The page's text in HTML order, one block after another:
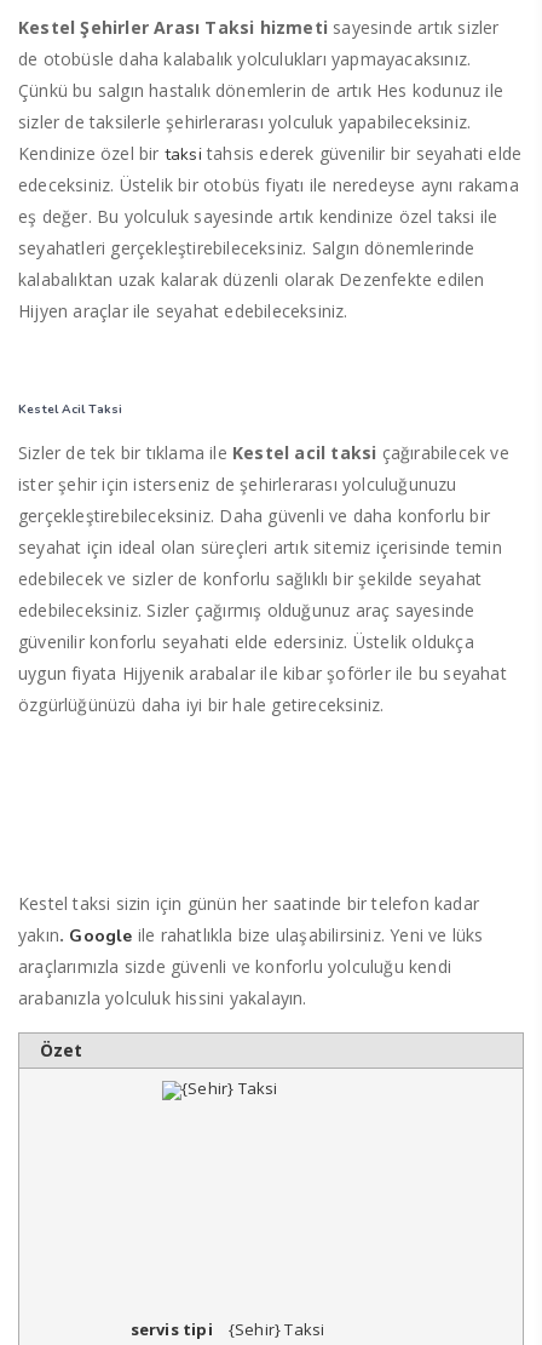
Kestel Şehirler Arası Taksi hizmeti sayesinde artık sizler
de otobüsle daha kalabalık yolculukları yapmayacaksınız.
Çünkü bu salgın hastalık dönemlerin de artık Hes kodunuz ile
sizler de taksilerle şehirlerarası yolculuk yapabileceksiniz.
Kendinize özel bir taksitahsis ederek güvenilir bir seyahati elde
edeceksiniz. Üstelik bir otobüs fiyatı ile neredeyse aynı rakama
eş değer. Bu yolculuk sayesinde artık kendinize özel taksi ile
seyahatleri gerçekleştirebileceksiniz. Salgın dönemlerinde
kalabalıktan uzak kalarak düzenli olarak Dezenfekte edilen
Hijyen araçlar ile seyahat edebileceksiniz.
Kestel Acil Taksi
Sizler de tek bir tıklama ile Kestel acil taksi çağırabilecek ve
ister şehir için isterseniz de şehirlerarası yolculuğunuzu
gerçekleştirebileceksiniz. Daha güvenli ve daha konforlu bir
seyahat için ideal olan süreçleri artık sitemiz içerisinde temin
edebilecek ve sizler de konforlu sağlıklı bir şekilde seyahat
edebileceksiniz. Sizler çağırmış olduğunuz araç sayesinde
güvenilir konforlu seyahati elde edersiniz. Üstelik oldukça
uygun fiyata Hijyenik arabalar ile kibar şoförler ile bu seyahat
özgürlüğünüzü daha iyi bir hale getireceksiniz.
Kestel taksi sizin için günün her saatinde bir telefon kadar
yakın. Google ile rahatlıkla bize ulaşabilirsiniz. Yeni ve lüks
araçlarımızla sizde güvenli ve konforlu yolculuğu kendi
arabanızla yolculuk hissini yakalayın.
Özet
servis tipi
{Sehir} Taksi